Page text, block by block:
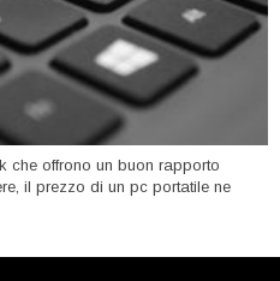
che offrono un buon rapporto
il prezzo di un pc portatile ne